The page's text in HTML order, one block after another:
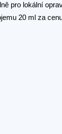
pro lokální
20 ml za